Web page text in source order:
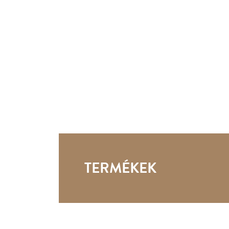
TERMÉKEK